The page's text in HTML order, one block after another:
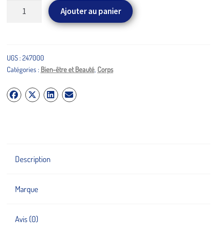
quantité
Bio
hydratant
profondeur
Ajouter au panier
UGS : 247000
Catégories : Bien-être et Beauté, Corps
Description
Marque
Avis (0)